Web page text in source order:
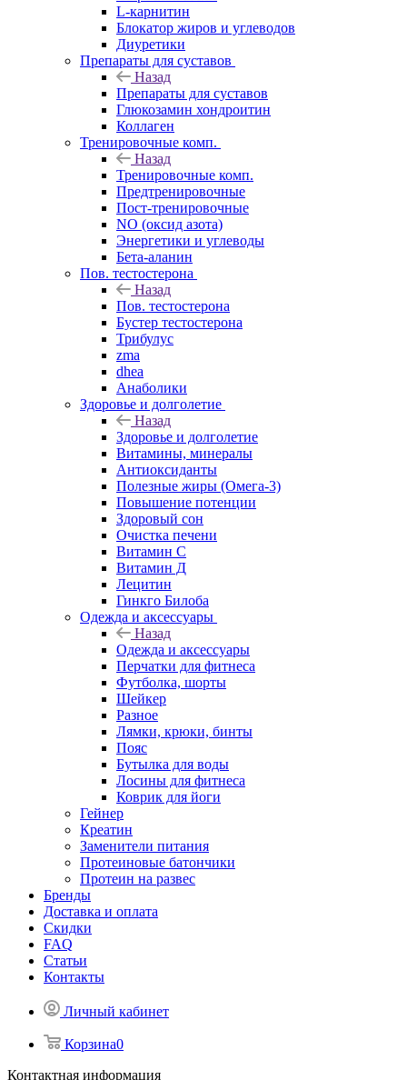
L-карнитин
Блокатор жиров и углеводов
Диуретики
Препараты для суставов
Назад
Препараты для суставов
Глюкозамин хондроитин
Коллаген
Тренировочные комп.
Назад
Тренировочные комп.
Предтренировочные
Пост-тренировочные
NO (оксид азота)
Энергетики и углеводы
Бета-аланин
Пов. тестостерона
Назад
Пов. тестостерона
Бустер тестостерона
Трибулус
zma
dhea
Анаболики
Здоровье и долголетие
Назад
Здоровье и долголетие
Витамины, минералы
Антиоксиданты
Полезные жиры (Омега-3)
Повышение потенции
Здоровый сон
Очистка печени
Витамин С
Витамин Д
Лецитин
Гинкго Билоба
Одежда и аксессуары
Назад
Одежда и аксессуары
Перчатки для фитнеса
Футболка, шорты
Шейкер
Разное
Лямки, крюки, бинты
Пояс
Бутылка для воды
Лосины для фитнеса
Коврик для йоги
Гейнер
Креатин
Заменители питания
Протеиновые батончики
Протеин на развес
Бренды
Доставка и оплата
Скидки
FAQ
Статьи
Контакты
Личный кабинет
Корзина0
Контактная информация